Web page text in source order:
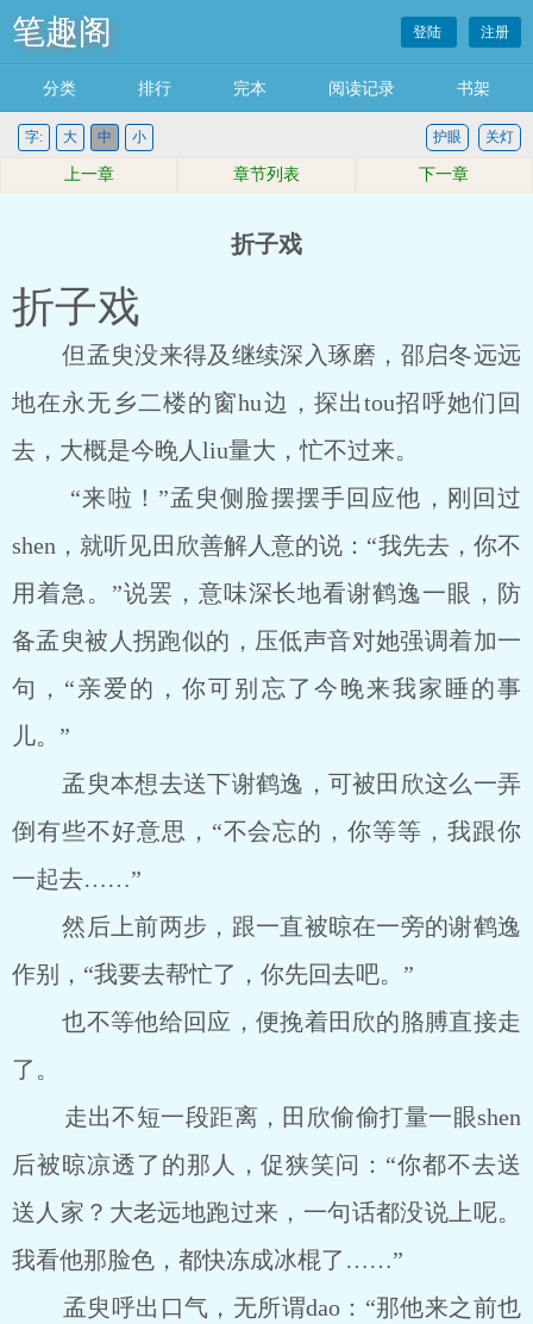
笔趣阁 登陆 注册
分类 排行 完本 阅读记录 书架
字: 大 中 小 关灯
护眼
上一章 章节列表 下一章
折子戏
折子戏
但孟臾没来得及继续深入琢磨，邵启冬远远
地在永无乡二楼的窗hu边，探出tou招呼她们回
去，大概是今晚人liu量大，忙不过来。
“来啦！”孟臾侧脸摆摆手回应他，刚回过
shen，就听见田欣善解人意的说：“我先去，你不
用着急。”说罢，意味深长地看谢鹤逸一眼，防
备孟臾被人拐跑似的，压低声音对她强调着加一
句，“亲爱的，你可别忘了今晚来我家睡的事
儿。”
孟臾本想去送下谢鹤逸，可被田欣这么一弄
倒有些不好意思，“不会忘的，你等等，我跟你
一起去……”
然后上前两步，跟一直被晾在一旁的谢鹤逸
作别，“我要去帮忙了，你先回去吧。”
也不等他给回应，便挽着田欣的胳膊直接走
了。
走出不短一段距离，田欣偷偷打量一眼shen
后被晾凉透了的那人，促狭笑问：“你都不去送
送人家？大老远地跑过来，一句话都没说上呢。
我看他那脸色，都快冻成冰棍了……”
孟臾呼出口气，无所谓dao：“那他来之前也